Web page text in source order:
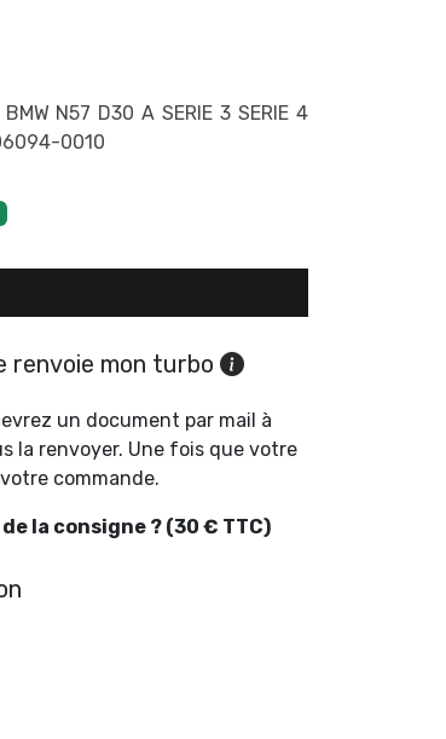
N57 D30 A SERIE 3 SERIE 4
0010
renvoie mon turbo
un document par mail à
la renvoyer. Une fois que votre
commande.
la consigne ? (30 € TTC)